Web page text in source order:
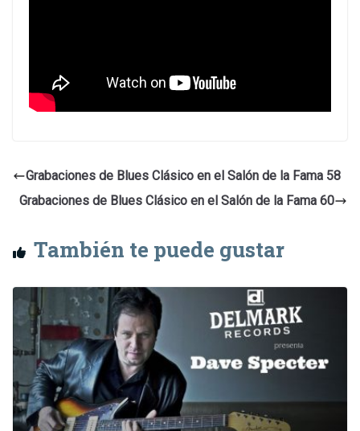
Grabaciones de Blues Clásico en el Salón de la Fama 58
Grabaciones de Blues Clásico en el Salón de la Fama 60
También te puede gustar